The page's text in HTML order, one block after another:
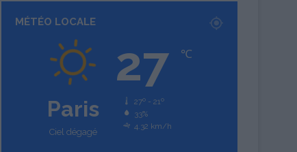
MÉTÉO LOCALE
Paris
Ciel dégagé
27 ℃
27º - 21º
33%
4.32 km/h